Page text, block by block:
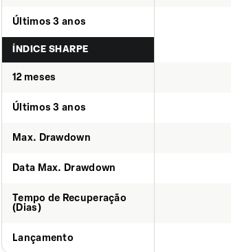
Últimos 3 anos
ÍNDICE SHARPE
12 meses
Últimos 3 anos
Max. Drawdown
Data Max. Drawdown
Tempo de Recuperação
(Dias)
Lançamento